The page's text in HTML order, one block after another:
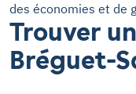
des économies et de
Trouver
Bréguet-